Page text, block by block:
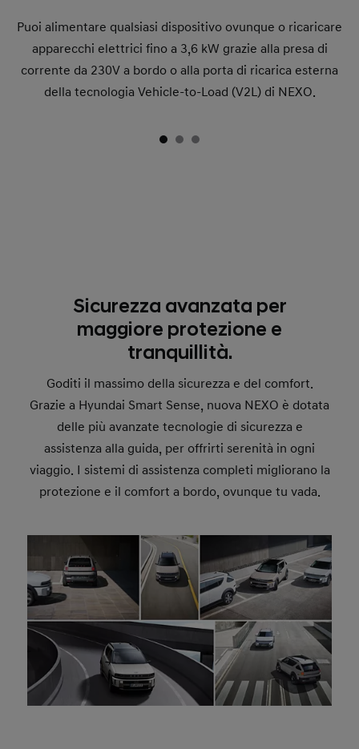
Puoi alimentare qualsiasi dispositivo ovunque o ricaricare
apparecchi elettrici fino a 3,6 kW grazie alla presa di
corrente da 230V a bordo o alla porta di ricarica esterna
della tecnologia Vehicle-to-Load (V2L) di NEXO.
Sicurezza avanzata per
maggiore protezione e
tranquillità.
Goditi il massimo della sicurezza e del comfort.
Grazie a Hyundai Smart Sense, nuova NEXO è dotata
delle più avanzate tecnologie di sicurezza e
assistenza alla guida, per offrirti serenità in ogni
viaggio. I sistemi di assistenza completi migliorano la
protezione e il comfort a bordo, ovunque tu vada.